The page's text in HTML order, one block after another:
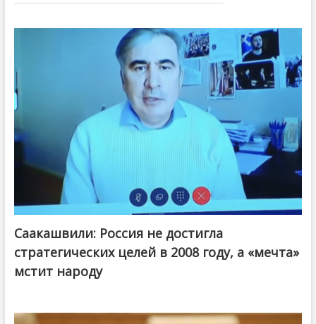
Саакашвили: Россия не достигла
стратегических целей в 2008 году, а «мечта»
мстит народу